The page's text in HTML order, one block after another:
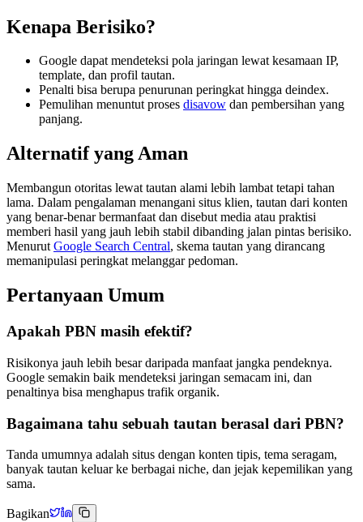
Kenapa Berisiko?
Google dapat mendeteksi pola jaringan lewat kesamaan IP,
template, dan profil tautan.
Penalti bisa berupa penurunan peringkat hingga deindex.
Pemulihan menuntut proses disavow dan pembersihan yang
panjang.
Alternatif yang Aman
Membangun otoritas lewat tautan alami lebih lambat tetapi tahan
lama. Dalam pengalaman menangani situs klien, tautan dari konten
yang benar-benar bermanfaat dan disebut media atau praktisi
memberi hasil yang jauh lebih stabil dibanding jalan pintas berisiko.
Menurut Google Search Central, skema tautan yang dirancang
memanipulasi peringkat melanggar pedoman.
Pertanyaan Umum
Apakah PBN masih efektif?
Risikonya jauh lebih besar daripada manfaat jangka pendeknya.
Google semakin baik mendeteksi jaringan semacam ini, dan
penaltinya bisa menghapus trafik organik.
Bagaimana tahu sebuah tautan berasal dari PBN?
Tanda umumnya adalah situs dengan konten tipis, tema seragam,
banyak tautan keluar ke berbagai niche, dan jejak kepemilikan yang
sama.
Bagikan